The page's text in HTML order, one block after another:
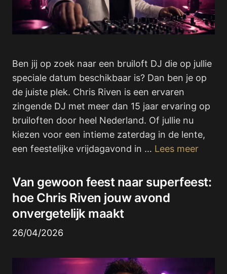
Ben jij op zoek naar een bruiloft DJ die op jullie
speciale datum beschikbaar is? Dan ben je op
de juiste plek. Chris Riven is een ervaren
zingende DJ met meer dan 15 jaar ervaring op
bruiloften door heel Nederland. Of jullie nu
kiezen voor een intieme zaterdag in de lente,
een feestelijke vrijdagavond in … Lees meer
Van gewoon feest naar superfeest:
hoe Chris Riven jouw avond
onvergetelijk maakt
26/04/2026